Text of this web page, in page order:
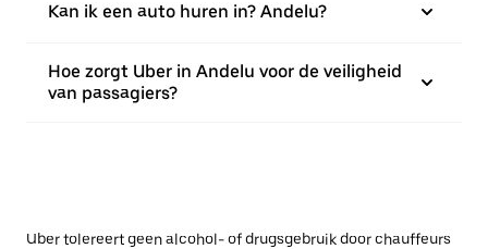
Kan ik een auto huren in? Andelu?
Hoe zorgt Uber in Andelu voor de veiligheid
van passagiers?
Uber tolereert geen alcohol- of drugsgebruik door chauffeurs